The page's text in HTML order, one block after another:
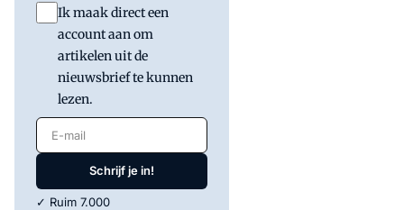
Ik maak direct een
account aan om
artikelen uit de
nieuwsbrief te kunnen
lezen.
E-mail
Schrijf je in!
✓ Ruim 7.000